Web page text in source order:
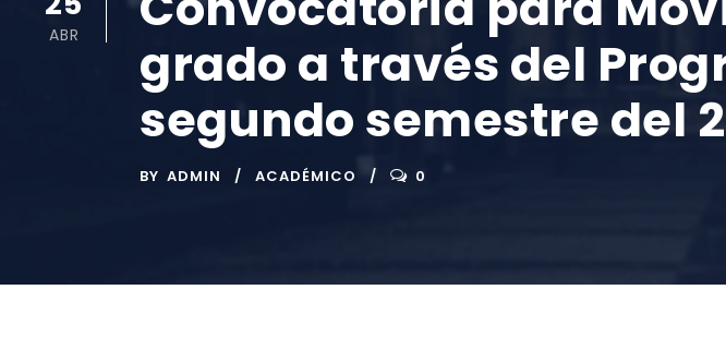
ABR
grado a través del
segundo semestre del
BY ADMIN ACADÉMICO 0